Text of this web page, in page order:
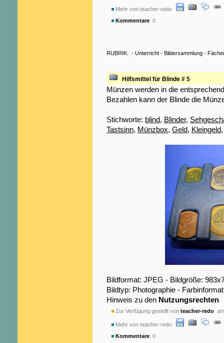
Mehr von teacher-redo:
Kommentare: 0
RUBRIK: - Unterricht - Bildersammlung -
Hilfsmittel für Blinde # 5
Münzen werden in die
Bezahlen kann der Blinde die
Stichworte: blind, Blinder,
Tastsinn, Münzbox, Geld, Kleingeld
Bildformat: JPEG - Bildgröße:
Bildtyp: Photographie -
Hinweis zu den Nutzungsrechten
Zur Verfügung gestellt von teacher-redo
Mehr von teacher-redo:
Kommentare: 0